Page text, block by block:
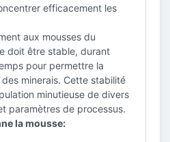
efficacement les
aux mousses du
doit être stable, durant
pour permettre la
minerais. Cette stabilité
minutieuse de divers
paramètres de processus.
la mousse: